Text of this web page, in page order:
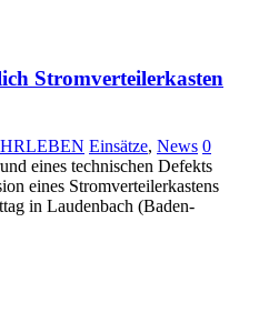
Stromverteilerkasten
Einsätze, News 0
eines technischen Defekts
eines Stromverteilerkastens
in Laudenbach (Baden-